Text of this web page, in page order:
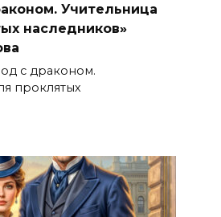
Учительница
наследников»
с драконом.
проклятых